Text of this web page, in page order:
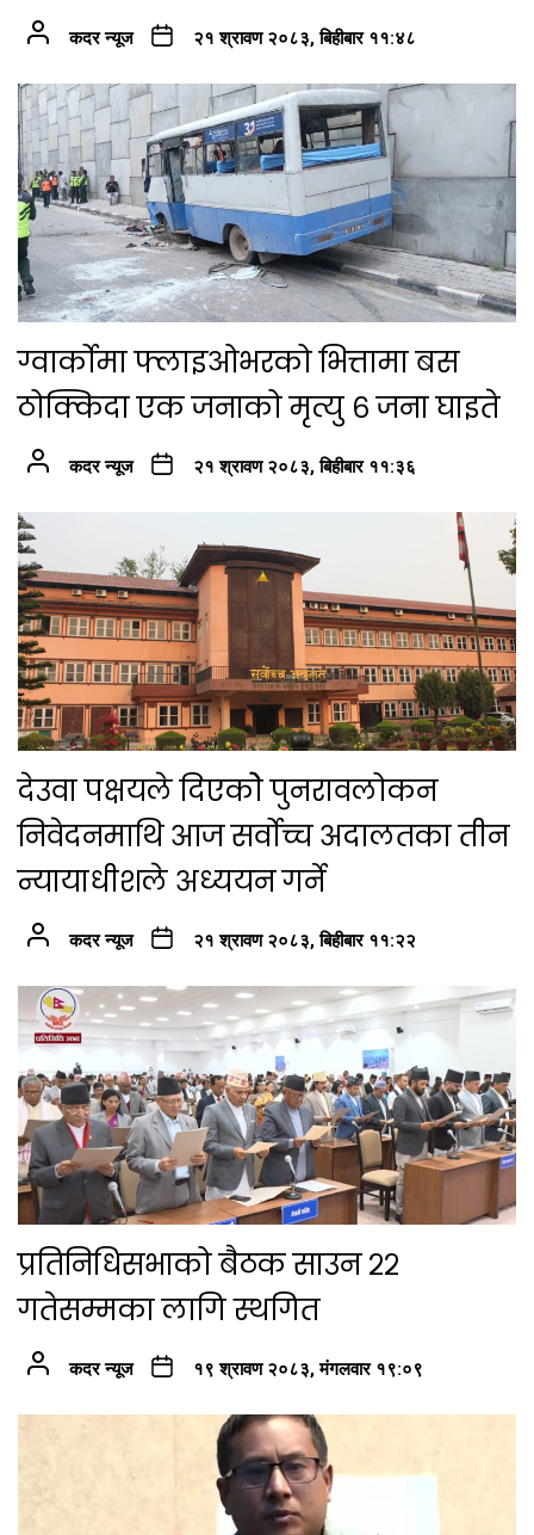
कदर न्यूज २१ श्रावण २०८३, बिहीबार ११:४८
ग्वार्कोमा फ्लाइओभरको भित्तामा बस
ठोक्किदा एक जनाको मृत्यु ६ जना घाइते
कदर न्यूज २१ श्रावण २०८३, बिहीबार ११:३६
देउवा पक्षयले दिएकोे पुनरावलोकन
निवेदनमाथि आज सर्वोच्च अदालतका तीन
न्यायाधीशले अध्ययन गर्ने
कदर न्यूज २१ श्रावण २०८३, बिहीबार ११:२२
प्रतिनिधिसभाको बैठक साउन २२
गतेसम्मका लागि स्थगित
कदर न्यूज १९ श्रावण २०८३, मंगलवार १९:०९